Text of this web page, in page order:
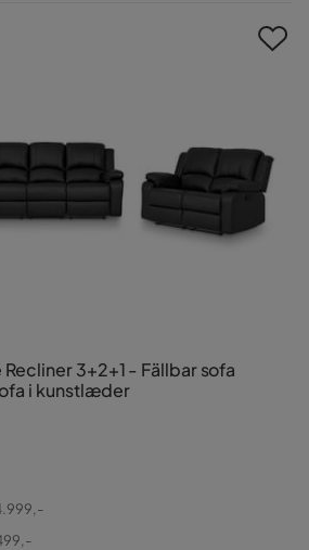
3+2+1 - Fällbar sofa
i kunstlæder